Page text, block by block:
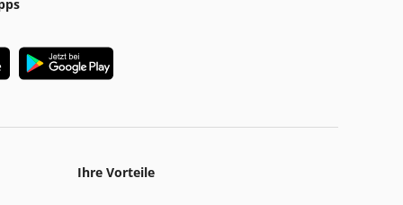
Ihre Vorteile